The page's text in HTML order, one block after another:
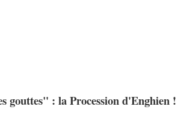
gouttes" : la Procession d'Enghien !